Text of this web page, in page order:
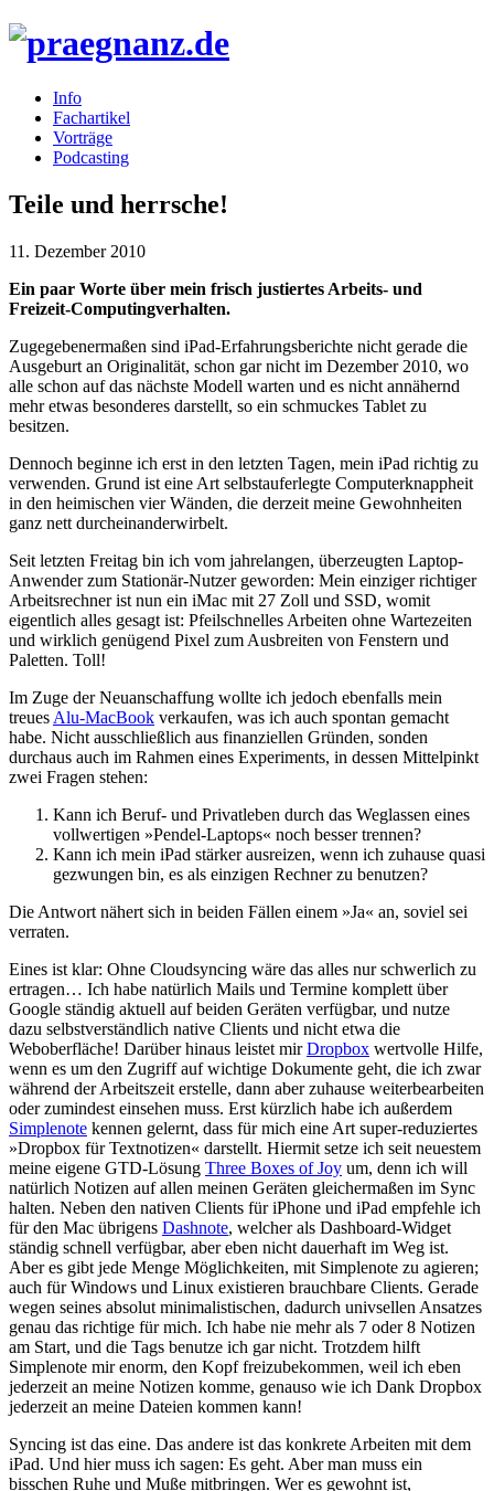
Info
Fachartikel
Vorträge
Podcasting
Teile und herrsche!
11. Dezember 2010
Ein paar Worte über mein frisch justiertes Arbeits- und
Freizeit-Computingverhalten.
Zugegebenermaßen sind iPad-Erfahrungsberichte nicht gerade die
Ausgeburt an Originalität, schon gar nicht im Dezember 2010, wo
alle schon auf das nächste Modell warten und es nicht annähernd
mehr etwas besonderes darstellt, so ein schmuckes Tablet zu
besitzen.
Dennoch beginne ich erst in den letzten Tagen, mein iPad richtig zu
verwenden. Grund ist eine Art selbstauferlegte Computerknappheit
in den heimischen vier Wänden, die derzeit meine Gewohnheiten
ganz nett durcheinanderwirbelt.
Seit letzten Freitag bin ich vom jahrelangen, überzeugten Laptop-
Anwender zum Stationär-Nutzer geworden: Mein einziger richtiger
Arbeitsrechner ist nun ein iMac mit 27 Zoll und SSD, womit
eigentlich alles gesagt ist: Pfeilschnelles Arbeiten ohne Wartezeiten
und wirklich genügend Pixel zum Ausbreiten von Fenstern und
Paletten. Toll!
Im Zuge der Neuanschaffung wollte ich jedoch ebenfalls mein
treues Alu-MacBook verkaufen, was ich auch spontan gemacht
habe. Nicht ausschließlich aus finanziellen Gründen, sonden
durchaus auch im Rahmen eines Experiments, in dessen Mittelpinkt
zwei Fragen stehen:
Kann ich Beruf- und Privatleben durch das Weglassen eines
vollwertigen »Pendel-Laptops« noch besser trennen?
Kann ich mein iPad stärker ausreizen, wenn ich zuhause quasi
gezwungen bin, es als einzigen Rechner zu benutzen?
Die Antwort nähert sich in beiden Fällen einem »Ja« an, soviel sei
verraten.
Eines ist klar: Ohne Cloudsyncing wäre das alles nur schwerlich zu
ertragen… Ich habe natürlich Mails und Termine komplett über
Google ständig aktuell auf beiden Geräten verfügbar, und nutze
dazu selbstverständlich native Clients und nicht etwa die
Weboberfläche! Darüber hinaus leistet mirDropbox wertvolle Hilfe,
wenn es um den Zugriff auf wichtige Dokumente geht, die ich zwar
während der Arbeitszeit erstelle, dann aber zuhause weiterbearbeiten
oder zumindest einsehen muss. Erst kürzlich habe ich außerdem
Simplenote kennen gelernt, dass für mich eine Art super-reduziertes
»Dropbox für Textnotizen« darstellt. Hiermit setze ich seit neuestem
meine eigene GTD-Lösung Three Boxes of Joy um, denn ich will
natürlich Notizen auf allen meinen Geräten gleichermaßen im Sync
halten. Neben den nativen Clients für iPhone und iPad empfehle ich
für den Mac übrigens Dashnote, welcher als Dashboard-Widget
ständig schnell verfügbar, aber eben nicht dauerhaft im Weg ist.
Aber es gibt jede Menge Möglichkeiten, mit Simplenote zu agieren;
auch für Windows und Linux existieren brauchbare Clients. Gerade
wegen seines absolut minimalistischen, dadurch univsellen Ansatzes
genau das richtige für mich. Ich habe nie mehr als 7 oder 8 Notizen
am Start, und die Tags benutze ich gar nicht. Trotzdem hilft
Simplenote mir enorm, den Kopf freizubekommen, weil ich eben
jederzeit an meine Notizen komme, genauso wie ich Dank Dropbox
jederzeit an meine Dateien kommen kann!
Syncing ist das eine. Das andere ist das konkrete Arbeiten mit dem
iPad. Und hier muss ich sagen: Es geht. Aber man muss ein
bisschen Ruhe und Muße mitbringen. Wer es gewohnt ist,